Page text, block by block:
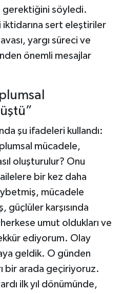
gerektiğini söyledi.
iktidarına sert eleştiriler
yargı süreci ve
önemli mesajlar
şu ifadeleri kullandı:
mücadele,
oluşturulur? Onu
bir kez daha
mücadele
güçlüler karşısında
umut oldukları ve
ediyorum. Olay
geldik. O günden
bir arada geçiriyoruz.
ilk yıl dönümünde,